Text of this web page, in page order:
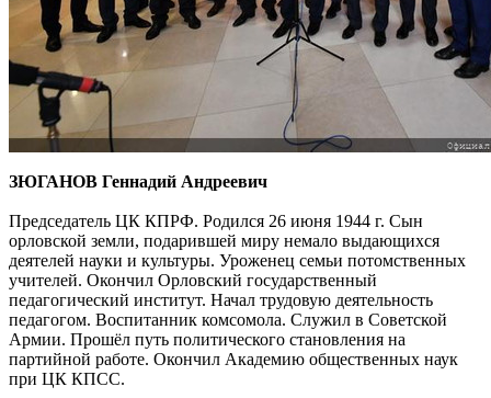
ЗЮГАНОВ Геннадий Андреевич
Председатель ЦК КПРФ. Родился 26 июня 1944 г. Сын
орловской земли, подарившей миру немало выдающихся
деятелей науки и культуры. Уроженец семьи потомственных
учителей. Окончил Орловский государственный
педагогический институт. Начал трудовую деятельность
педагогом. Воспитанник комсомола. Служил в Советской
Армии. Прошёл путь политического становления на
партийной работе. Окончил Академию общественных наук
при ЦК КПСС.